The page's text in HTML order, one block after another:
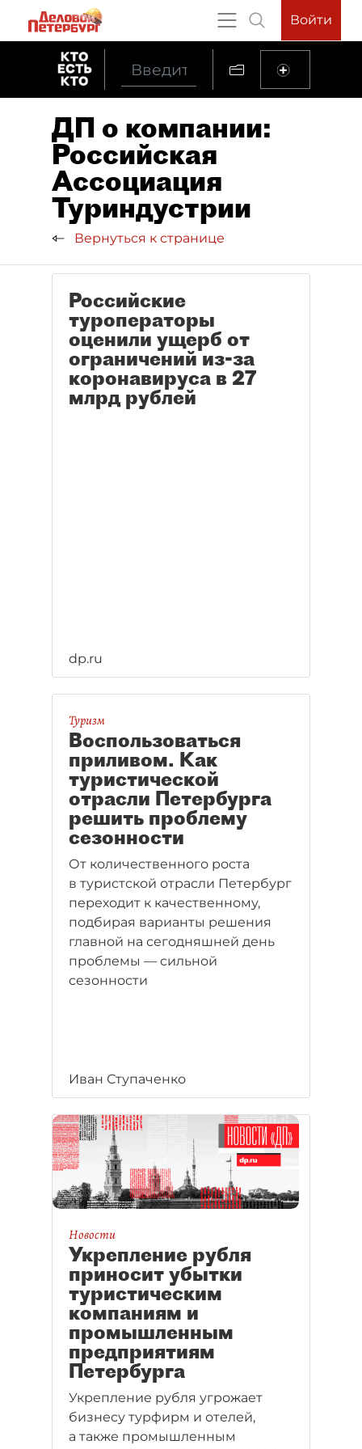
Войти
ДП о компании:
Российская
Ассоциация
Туриндустрии
Вернуться к странице
Российские
туроператоры
оценили ущерб от
ограничений из-за
коронавируса в 27
млрд рублей
dp.ru
Туризм
Воспользоваться
приливом. Как
туристической
отрасли Петербурга
решить проблему
сезонности
От количественного роста
в туристской отрасли Петербург
переходит к качественному,
подбирая варианты решения
главной на сегодняшней день
проблемы — cильной
сезонности
Иван Ступаченко
Новости
Укрепление рубля
приносит убытки
туристическим
компаниям и
промышленным
предприятиям
Петербурга
Укрепление рубля угрожает
бизнесу турфирм и отелей,
а также промышленным